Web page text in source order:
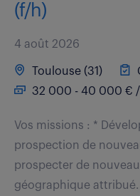
(f/h)
4 août 2026
Toulouse (31)
32 000 - 40 000 €
Vos missions : *
prospection de
prospecter de
géographique